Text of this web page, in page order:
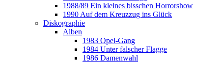
1988/89 Ein kleines bisschen Horrorshow
1990 Auf dem Kreuzzug ins Glück
Diskographie
Alben
1983 Opel-Gang
1984 Unter falscher Flagge
1986 Damenwahl